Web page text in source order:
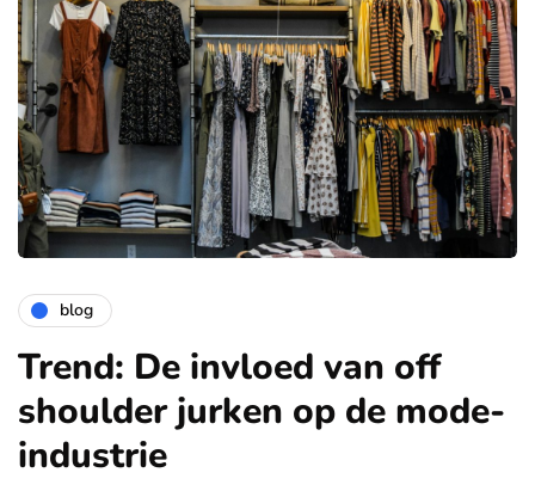
blog
Trend: De invloed van off
shoulder jurken op de mode-
industrie